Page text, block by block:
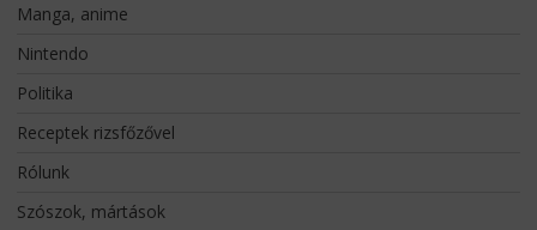
Manga, anime
Nintendo
Politika
Receptek rizsfőzővel
Rólunk
Szószok, mártások